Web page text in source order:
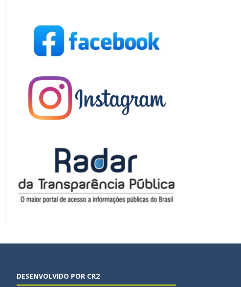
DESENVOLVIDO POR CR2